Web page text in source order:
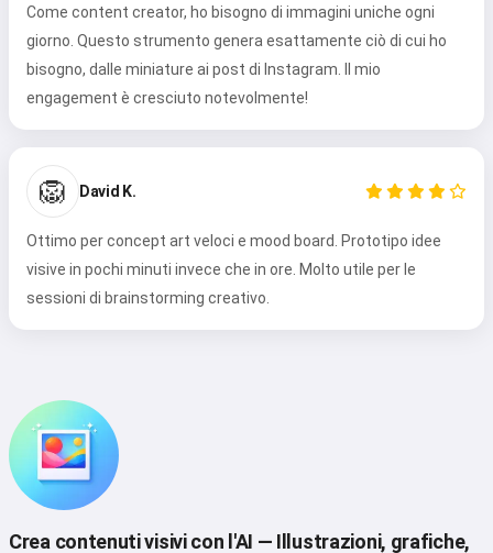
Come content creator, ho bisogno di immagini uniche ogni
giorno. Questo strumento genera esattamente ciò di cui ho
bisogno, dalle miniature ai post di Instagram. Il mio
engagement è cresciuto notevolmente!
🦁 David K.
Ottimo per concept art veloci e mood board. Prototipo idee
visive in pochi minuti invece che in ore. Molto utile per le
sessioni di brainstorming creativo.
Crea contenuti visivi con l'AI — Illustrazioni, grafiche,